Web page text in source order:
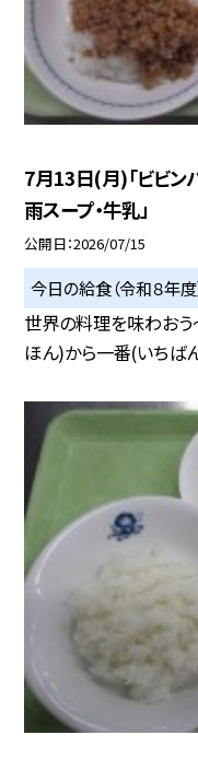
7月13日(月)「ビビン
雨スープ・牛乳」
公開日 2026/07/15
今日の給食（令和８年度
世界の料理を味わおう
ほん)から一番(いちば